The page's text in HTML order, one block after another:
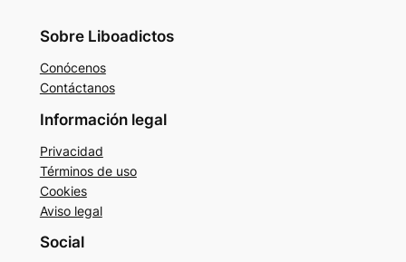
Sobre Liboadictos
Conócenos
Contáctanos
Información legal
Privacidad
Términos de uso
Cookies
Aviso legal
Social